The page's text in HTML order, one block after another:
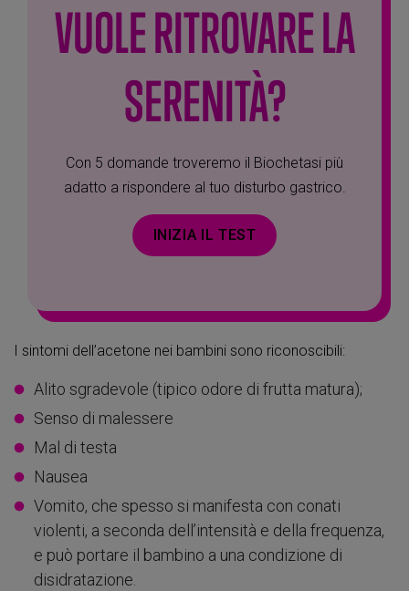
VUOLE RITROVARE LA
SERENITÀ?
Con 5 domande troveremo il Biochetasi più
adatto a rispondere al tuo disturbo gastrico.
INIZIA IL TEST
I sintomi dell’acetone nei bambini sono riconoscibili:
Alito sgradevole (tipico odore di frutta matura);
Senso di malessere
Mal di testa
Nausea
Vomito, che spesso si manifesta con conati
violenti, a seconda dell’intensità e della frequenza,
e può portare il bambino a una condizione di
disidratazione.